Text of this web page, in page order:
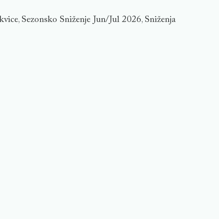
, Sezonsko Sniženje Jun/Jul 2026, Sniženja